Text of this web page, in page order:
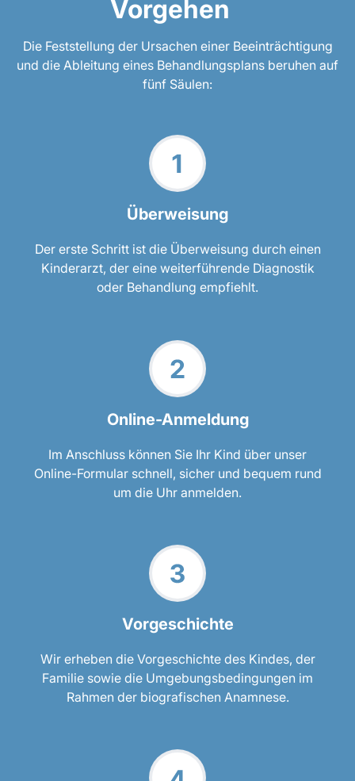
Vorgehen
Die Feststellung der Ursachen einer Beeinträchtigung
und die Ableitung eines Behandlungsplans beruhen auf
fünf Säulen:
Überweisung
Der erste Schritt ist die Überweisung durch einen
Kinderarzt, der eine weiterführende Diagnostik
oder Behandlung empfiehlt.
Online-Anmeldung
Im Anschluss können Sie Ihr Kind über unser
Online-Formular schnell, sicher und bequem rund
um die Uhr anmelden.
Vorgeschichte
Wir erheben die Vorgeschichte des Kindes, der
Familie sowie die Umgebungsbedingungen im
Rahmen der biografischen Anamnese.